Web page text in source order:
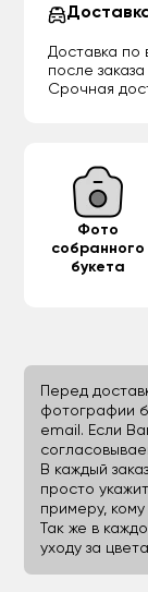
Доставка по
после заказа
Срочная
Фото
собранного
букета
Перед
фотографии
email. Если
В каждый
просто
примеру, кому
Так же в
уходу за